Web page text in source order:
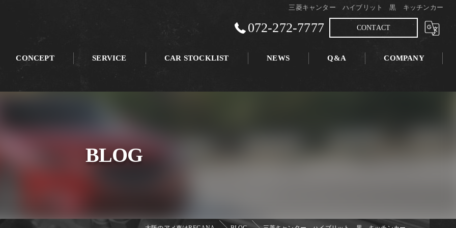
三菱キャンター ハイブリット 黒 キッチンカー
072-272-7777 CONTACT
CONCEPT SERVICE CAR STOCKLIST NEWS Q&A COMPANY
BLOG